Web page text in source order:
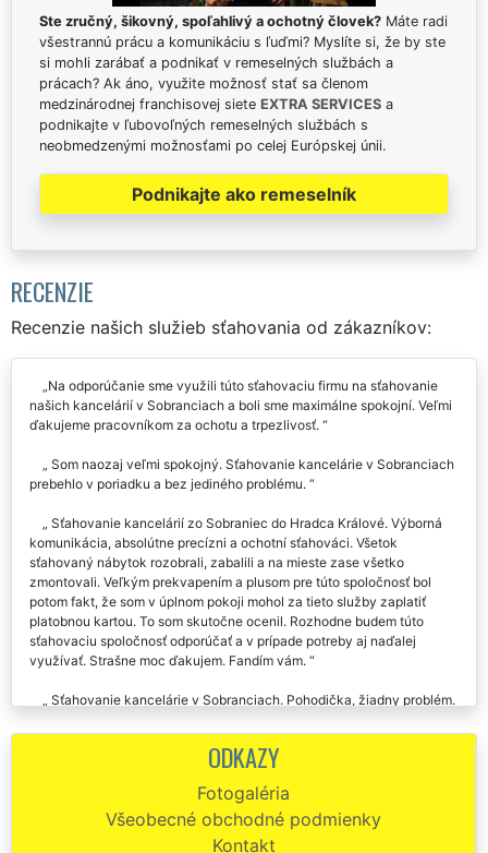
Ste zručný, šikovný, spoľahlivý a ochotný človek? Máte radi
všestrannú prácu a komunikáciu s ľuďmi? Myslíte si, že by ste
si mohli zarábať a podnikať v remeselných službách a
prácach? Ak áno, využite možnosť stať sa členom
medzinárodnej franchisovej siete EXTRA SERVICES a
podnikajte v ľubovoľných remeselných službách s
neobmedzenými možnosťami po celej Európskej únii.
Podnikajte ako remeselník
RECENZIE
Recenzie našich služieb sťahovania od zákazníkov:
Na odporúčanie sme využili túto sťahovaciu firmu na sťahovanie
našich kancelárií v Sobranciach a boli sme maximálne spokojní. Veľmi
ďakujeme pracovníkom za ochotu a trpezlivosť.
Som naozaj veľmi spokojný. Sťahovanie kancelárie v Sobranciach
prebehlo v poriadku a bez jediného problému.
Sťahovanie kancelárií zo Sobraniec do Hradca Králové. Výborná
komunikácia, absolútne precízni a ochotní sťahováci. Všetok
sťahovaný nábytok rozobrali, zabalili a na mieste zase všetko
zmontovali. Veľkým prekvapením a plusom pre túto spoločnosť bol
potom fakt, že som v úplnom pokoji mohol za tieto služby zaplatiť
platobnou kartou. To som skutočne ocenil. Rozhodne budem túto
sťahovaciu spoločnosť odporúčať a v prípade potreby aj naďalej
využívať. Strašne moc ďakujem. Fandím vám.
Sťahovanie kancelárie v Sobranciach. Pohodička, žiadny problém.
potrebovať sťahovanie, rozhodne beriem vás.
Využil som služby hodinového manžela od tejto spoločnosti a
ODKAZY
Fotogaléria
Všeobecné obchodné podmienky
Kontakt